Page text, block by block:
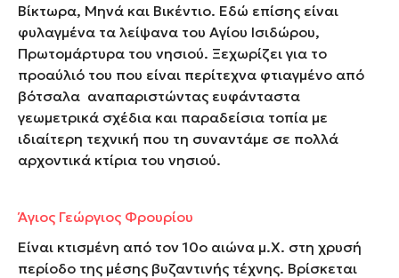
Βίκτωρα, Μηνά και Βικέντιο. Εδώ επίσης είναι
φυλαγμένα τα λείψανα του Αγίου Ισιδώρου,
Πρωτομάρτυρα του νησιού. Ξεχωρίζει για το
προαύλιό του που είναι περίτεχνα φτιαγμένο από
βότσαλα αναπαριστώντας ευφάνταστα
γεωμετρικά σχέδια και παραδείσια τοπία με
ιδιαίτερη τεχνική που τη συναντάμε σε πολλά
αρχοντικά κτίρια του νησιού.
Άγιος Γεώργιος Φρουρίου
Είναι κτισμένη από τον 10ο αιώνα μ.Χ. στη χρυσή
περίοδο της μέσης βυζαντινής τέχνης. Βρίσκεται